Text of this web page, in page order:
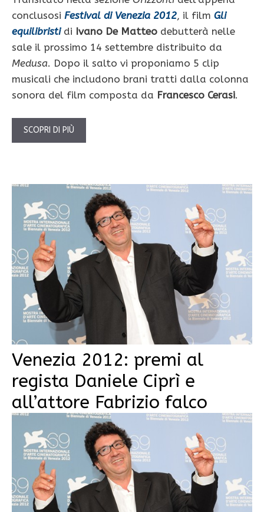
conclusosi Festival di Venezia 2012, il film Gli
equilibristi di Ivano De Matteo debutterà nelle
sale il prossimo 14 settembre distribuito da
Medusa. Dopo il salto vi proponiamo 5 clip
musicali che includono brani tratti dalla colonna
sonora del film composta da Francesco Cerasi.
SCOPRI DI PIÙ
Venezia 2012: premi al
regista Daniele Ciprì e
all’attore Fabrizio falco